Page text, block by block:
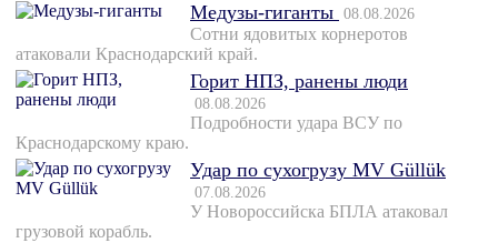
Медузы-гиганты 08.08.2026
Сотни ядовитых корнеротов
атаковали Краснодарский край.
Горит НПЗ, ранены люди
08.08.2026
Подробности удара ВСУ по
Краснодарскому краю.
Удар по сухогрузу MV Güllük
07.08.2026
У Новороссийска БПЛА атаковал
грузовой корабль.